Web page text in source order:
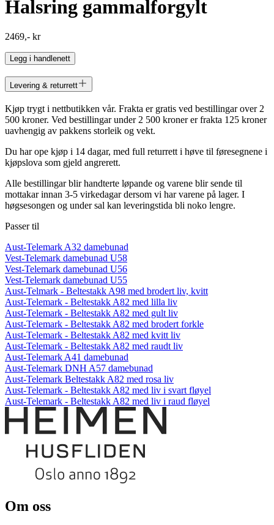
Halsring gammalforgylt
2469,- kr
Legg i handlenett
Levering & returrett
Kjøp trygt i nettbutikken vår. Frakta er gratis ved bestillingar over 2
500 kroner. Ved bestillingar under 2 500 kroner er frakta 125 kroner
uavhengig av pakkens storleik og vekt.
Du har ope kjøp i 14 dagar, med full returrett i høve til føresegnene i
kjøpslova som gjeld angrerett.
Alle bestillingar blir handterte løpande og varene blir sende til
mottakar innan 3-5 virkedagar dersom vi har varene på lager. I
høgsesongen og under sal kan leveringstida bli noko lengre.
Passer til
Aust-Telemark A32 damebunad
Vest-Telemark damebunad U58
Vest-Telemark damebunad U56
Vest-Telemark damebunad U55
Aust-Telmark - Beltestakk A98 med brodert liv, kvitt
Aust-Telemark - Beltestakk A82 med lilla liv
Aust-Telemark - Beltestakk A82 med gult liv
Aust-Telemark - Beltestakk A82 med brodert forkle
Aust-Telemark - Beltestakk A82 med kvitt liv
Aust-Telemark - Beltestakk A82 med raudt liv
Aust-Telemark A41 damebunad
Aust-Telemark DNH A57 damebunad
Aust-Telemark Beltestakk A82 med rosa liv
Aust-Telemark - Beltestakk A82 med liv i svart fløyel
Aust-Telemark - Beltestakk A82 med liv i raud fløyel
Om oss